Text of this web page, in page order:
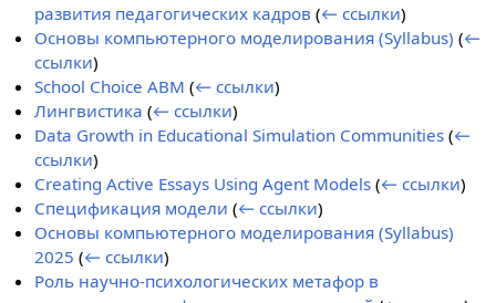
развития педагогических кадров (← ссылки)
Основы компьютерного моделирования (Syllabus) (←
ссылки)
School Choice ABM (← ссылки)
Лингвистика (← ссылки)
Data Growth in Educational Simulation Communities (←
ссылки)
Creating Active Essays Using Agent Models (← ссылки)
Спецификация модели (← ссылки)
Основы компьютерного моделирования (Syllabus)
2025 (← ссылки)
Роль научно-психологических метафор в